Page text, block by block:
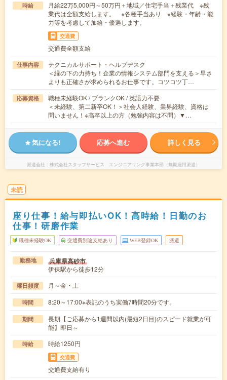
時給
月給22万5,000円～50万円＋地域／住宅手当＋残業代 ※残
業代は全額支給します。 ※各種手当あり ※経験・年齢・能
力等を考慮して加給・優遇します。
交通費
交通費全額支給
仕事内容
テクニカルサポート・ヘルプデスク
＜縁の下の力持ち！企業の情報システム部門を支える＞早さ
よりも正確さが求められるお仕事です。コツコツ丁…
応募資格
職種未経験OK / ブランクOK / 英語力不要
＜未経験、第二新卒OK！＞社会人経験、業界経験、資格は
問いません！※高卒以上の方（勉強内容は不問）▼…
気になる! 応募へ進む 詳しく見る
派遣会社 株式会社スタッフサービス エンジニアリング事業本部（無期雇用派遣）
未読
座り仕事！給与即払いOK！高時給！日勤のお
仕事！研磨作業
職種未経験OK 交通費別途支給あり WEB登録OK 派遣
勤務地 兵庫県高砂市
伊保駅から徒歩12分
曜日頻度 月～金・土
時間 8:20～17:00※表記のうち実働7時間20分です。
期間
長期【ご応募から1週間以内(最短2日目)のスピード就業が可
能】即日～
時給 時給1250円
交通費
交通費支給有り